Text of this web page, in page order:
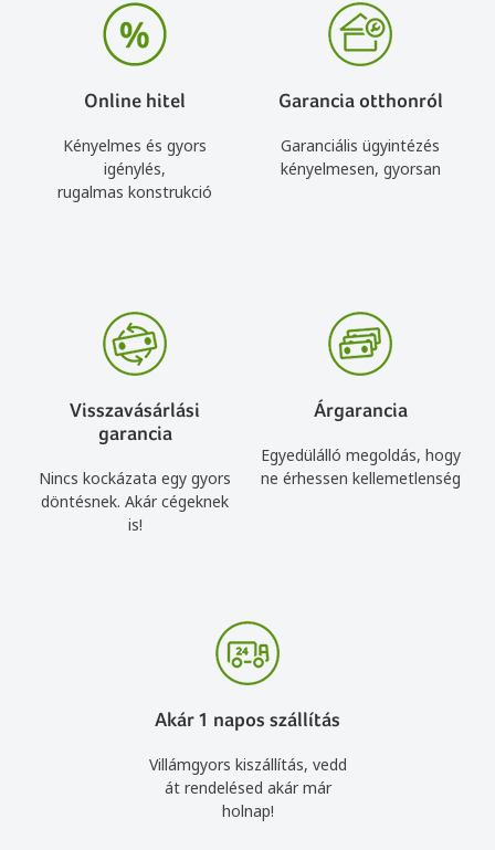
Online hitel
Kényelmes és gyors
igénylés,
rugalmas konstrukció
Garancia otthonról
Garanciális ügyintézés
kényelmesen, gyorsan
Visszavásárlási
garancia
Nincs kockázata egy gyors
döntésnek. Akár cégeknek
is!
Árgarancia
Egyedülálló megoldás, hogy
ne érhessen kellemetlenség
Akár 1 napos szállítás
Villámgyors kiszállítás, vedd
át rendelésed akár már
holnap!